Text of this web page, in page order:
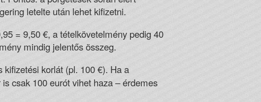
letelte után lehet kifizetni.
= 9,50 €, a tételkövetelmény pedig 40
mindig jelentős összeg.
korlát (pl. 100 €). Ha a
csak 100 eurót vihet haza – érdemes